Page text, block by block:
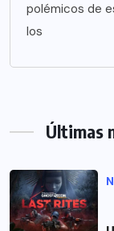
polémicos de
los
Últimas